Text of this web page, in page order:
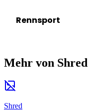
Rennsport
Mehr von Shred
Shred